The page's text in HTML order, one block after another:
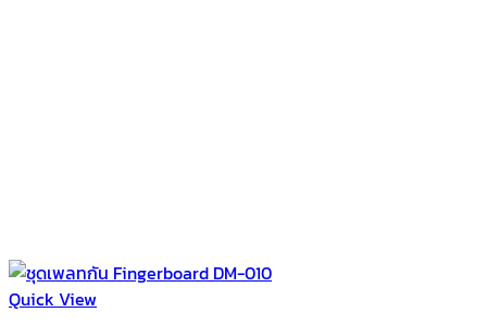
Quick View